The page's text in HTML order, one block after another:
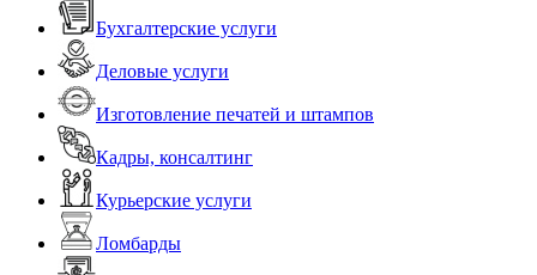
Бухгалтерские услуги
Деловые услуги
Изготовление печатей и штампов
Кадры, консалтинг
Курьерские услуги
Ломбарды